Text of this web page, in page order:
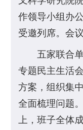
作领导小组办
受邀列席。会
五家联合
专题民主生活
方案，组织集
全面梳理问题
上，班子全体